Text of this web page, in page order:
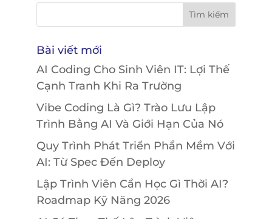
Bài viết mới
AI Coding Cho Sinh Viên IT: Lợi Thế
Cạnh Tranh Khi Ra Trường
Vibe Coding Là Gì? Trào Lưu Lập
Trình Bằng AI Và Giới Hạn Của Nó
Quy Trình Phát Triển Phần Mềm Với
AI: Từ Spec Đến Deploy
Lập Trình Viên Cần Học Gì Thời AI?
Roadmap Kỹ Năng 2026